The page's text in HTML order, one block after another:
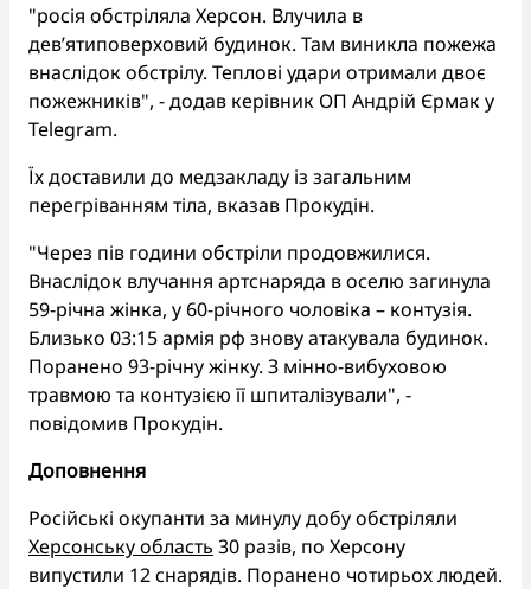
"росія обстріляла Херсон. Влучила в
дев’ятиповерховий будинок. Там виникла пожежа
внаслідок обстрілу. Теплові удари отримали двоє
пожежників", - додав керівник ОП Андрій Єрмак у
Telegram.
Їх доставили до медзакладу із загальним
перегріванням тіла, вказав Прокудін.
"Через пів години обстріли продовжилися.
Внаслідок влучання артснаряда в оселю загинула
59-річна жінка, у 60-річного чоловіка – контузія.
Близько 03:15 армія рф знову атакувала будинок.
Поранено 93-річну жінку. З мінно-вибуховою
травмою та контузією її шпиталізували", -
повідомив Прокудін.
Доповнення
Російські окупанти за минулу добу обстріляли
Херсонську область 30 разів, по Херсону
випустили 12 снарядів. Поранено чотирьох людей.